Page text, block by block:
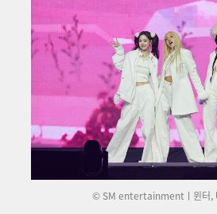
© SM entertainmentㅣ윈터,